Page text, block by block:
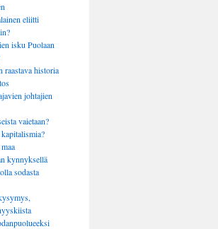
eliitti
isku Puolaan
historia
johtajien
vaietaan?
kynnyksellä
sodasta